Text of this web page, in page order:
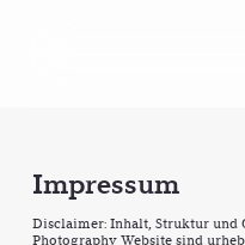
Impressum
Disclaimer: Inhalt, Struktur und
Photography Website sind